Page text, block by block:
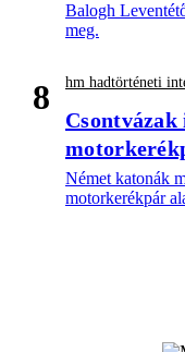
Balogh
meg.
8 hm hadtörténeti
Német katonák
motorkerékpár